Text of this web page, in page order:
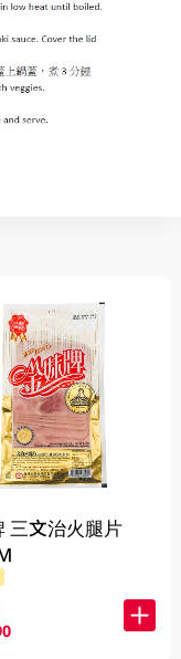
三文治火腿片